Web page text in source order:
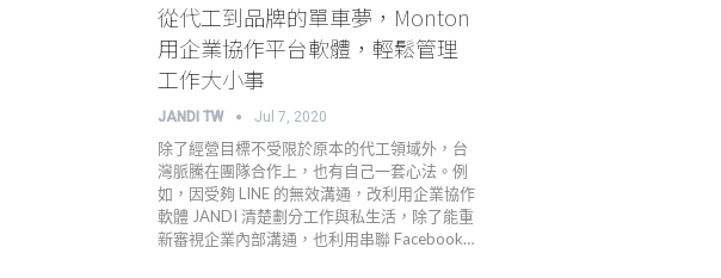
從代工到品牌的單車夢，Monton
用企業協作平台軟體，輕鬆管理
工作大小事
JANDI TW Jul 7, 2020
除了經營目標不受限於原本的代工領域外，台
灣脈騰在團隊合作上，也有自己一套心法。例
如，因受夠 LINE 的無效溝通，改利用企業協作
軟體 JANDI 清楚劃分工作與私生活，除了能重
新審視企業內部溝通，也利用串聯 Facebook…